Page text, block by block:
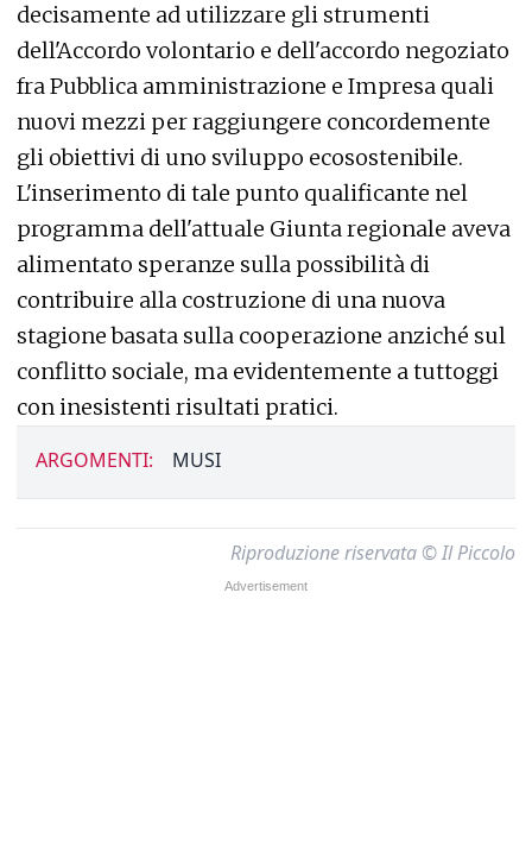
decisamente ad utilizzare gli strumenti
dell'Accordo volontario e dell'accordo negoziato
fra Pubblica amministrazione e Impresa quali
nuovi mezzi per raggiungere concordemente
gli obiettivi di uno sviluppo ecosostenibile.
L'inserimento di tale punto qualificante nel
programma dell'attuale Giunta regionale aveva
alimentato speranze sulla possibilità di
contribuire alla costruzione di una nuova
stagione basata sulla cooperazione anziché sul
conflitto sociale, ma evidentemente a tuttoggi
con inesistenti risultati pratici.
ARGOMENTI: MUSI
Riproduzione riservata © Il Piccolo